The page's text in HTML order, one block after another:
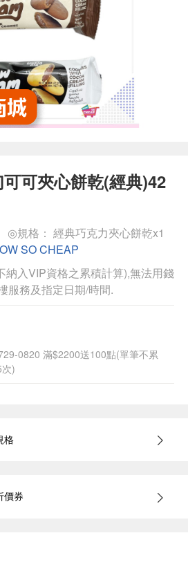
可夾心餅乾(經典)42
◎規格： 經典巧克力夾心餅乾x1
SO CHEAP
納入VIP資格之累積計算),無法用錢
服務及指定日期/時間.
0820 滿$2200送100點(單筆不累
)
格
價券